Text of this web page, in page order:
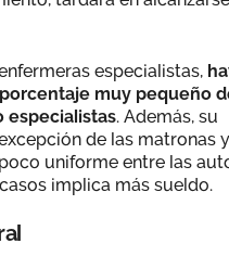
especialistas,
muy pequeño
especialistas. Además, su
de las matronas
uniforme entre las
implica más sueldo.